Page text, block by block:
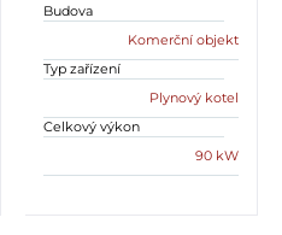
Budova
Komerční objekt
Typ zařízení
Plynový kotel
Celkový výkon
90 kW